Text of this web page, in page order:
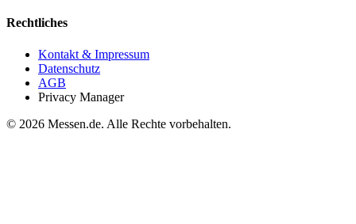
Rechtliches
Kontakt & Impressum
Datenschutz
AGB
Privacy Manager
© 2026 Messen.de. Alle Rechte vorbehalten.